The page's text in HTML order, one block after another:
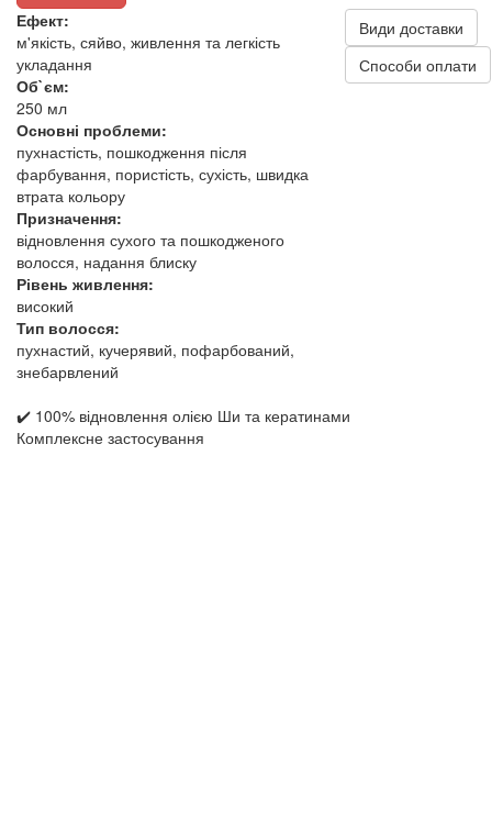
Ефект:
м'якість, сяйво, живлення та легкість
укладання
Об`єм:
250 мл
Основні проблеми:
пухнастість, пошкодження після
фарбування, пористість, сухість, швидка
втрата кольору
Призначення:
відновлення сухого та пошкодженого
волосся, надання блиску
Рівень живлення:
високий
Тип волосся:
пухнастий, кучерявий, пофарбований,
знебарвлений
Види доставки
Способи оплати
✔️ 100% відновлення олією Ши та кератинами
Комплексне застосування